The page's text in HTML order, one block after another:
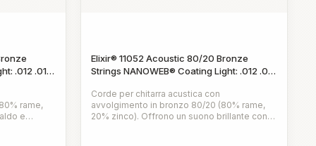
.012 .016
rame,
e
Elixir® 11052 Acoustic 80/20 Bronze
Strings NANOWEB® Coating Light: .012 .016
Corde per chitarra acustica con
avvolgimento in bronzo 80/20 (80% rame,
20% zinco). Offrono un suono brillante con